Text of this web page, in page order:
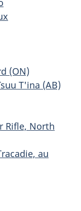
(ON)
T'ina (AB)
Rifle, North
au